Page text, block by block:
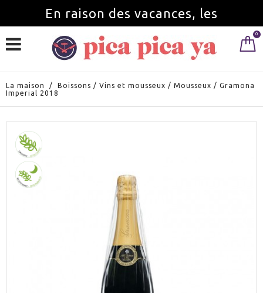
En raison des vacances, les
commandes seront servies à partir du 0
La maison / Boissons / Vins et mousseux / Mousseux / Gramona
Imperial 2018